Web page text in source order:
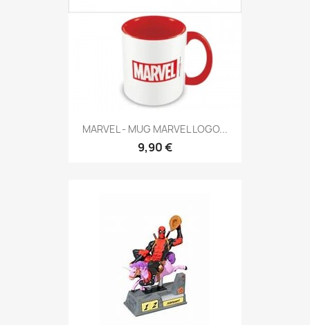
MARVEL - MUG MARVEL LOGO...
9,90 €